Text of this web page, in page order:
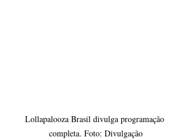
Lollapalooza Brasil divulga programação
completa. Foto: Divulgação